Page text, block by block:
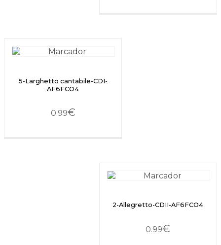
5-Larghetto cantabile-CDI-
AF6FCO4
0.99€
2-Allegretto-CDII-AF6FCO4
0.99€